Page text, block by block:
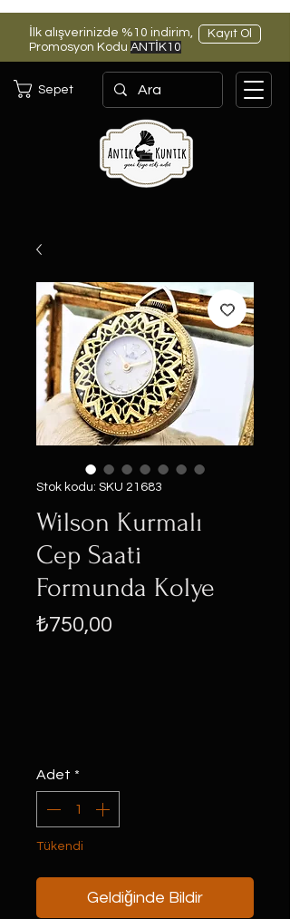
İlk alışverinizde %10 indirim,
Promosyon Kodu ANTİK10
Kayıt Ol
Sepet
Stok kodu: SKU 21683
Wilson Kurmalı
Cep Saati
Formunda Kolye
₺750,00
Adet *
Tükendi
Geldiğinde Bildir